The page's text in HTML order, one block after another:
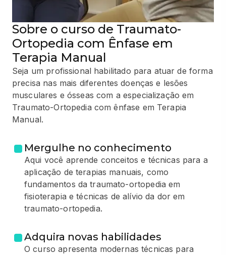
Sobre o curso de Traumato-
Ortopedia com Ênfase em
Terapia Manual
Seja um profissional habilitado para atuar de forma
precisa nas mais diferentes doenças e lesões
musculares e ósseas com a especialização em
Traumato-Ortopedia com ênfase em Terapia
Manual.
Mergulhe no conhecimento
Aqui você aprende conceitos e técnicas para a
aplicação de terapias manuais, como
fundamentos da traumato-ortopedia em
fisioterapia e técnicas de alívio da dor em
traumato-ortopedia.
Adquira novas habilidades
O curso apresenta modernas técnicas para